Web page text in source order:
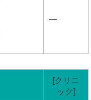
―
[クリニ
ック]